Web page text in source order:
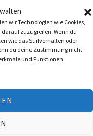
wir Technologien wie Cookies,
zuzugreifen. Wenn du
wie das Surfverhalten oder
du deine Zustimmung nicht
und Funktionen
1
5
10
6